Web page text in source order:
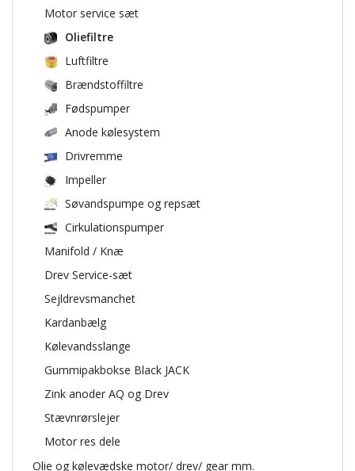
Motor service sæt
Oliefiltre
Luftfiltre
Brændstoffiltre
Fødspumper
Anode kølesystem
Drivremme
Impeller
Søvandspumpe og repsæt
Cirkulationspumper
Manifold / Knæ
Drev Service-sæt
Sejldrevsmanchet
Kardanbælg
Kølevandsslange
Gummipakbokse Black JACK
Zink anoder AQ og Drev
Stævnrørslejer
Motor res dele
Olie og kølevædske motor/ drev/ gear mm.